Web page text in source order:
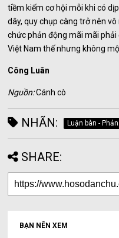
tiềm kiếm cơ hội mỗi khi có
dây, quy chụp càng trở nên
chức phản động mãi mãi
Việt Nam thế nhưng không
Công Luân
Nguồn:Cánh cò
NHÃN: Luận bàn -
SHARE:
BẠN NÊN XEM